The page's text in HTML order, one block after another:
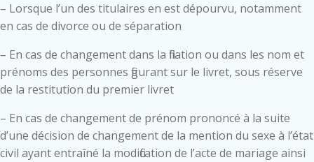
– Lorsque l’un des titulaires en est dépourvu, notamment
en cas de divorce ou de séparation
– En cas de changement dans la filiation ou dans les nom et
prénoms des personnes figurant sur le livret, sous réserve
de la restitution du premier livret
– En cas de changement de prénom prononcé à la suite
d’une décision de changement de la mention du sexe à l’état
civil ayant entraîné la modification de l’acte de mariage ainsi